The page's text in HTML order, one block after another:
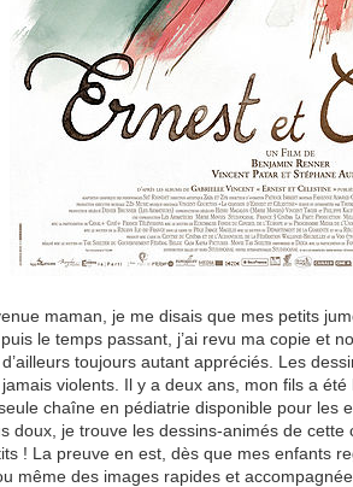
maman, je me disais que mes petits
puis le temps passant, j’ai revu ma copie et
toujours autant appréciés. Les
violents. Il y a deux ans, mon fils a
chaîne en pédiatrie disponible pour les
doux, je trouve les dessins-animés de
! La preuve en est, dès que mes enfants
même des images rapides et